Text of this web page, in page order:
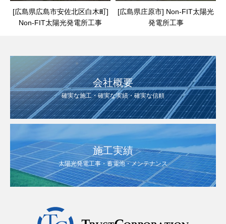
[広島県広島市安佐北区白木町]
Non-FIT太陽光発電所工事
[広島県庄原市] Non-FIT太陽光
発電所工事
会社概要
確実な施工・確実な実績・確実な信頼
施工実績
太陽光発電工事・蓄電池・メンテナンス